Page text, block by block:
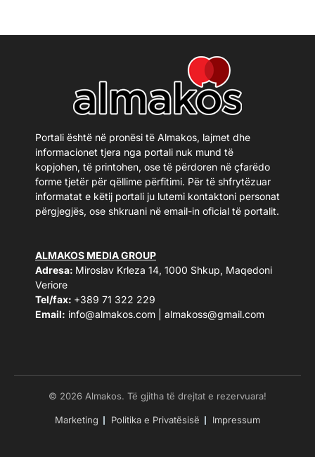
Portali është në pronësi të Almakos, lajmet dhe
informacionet tjera nga portali nuk mund të
kopjohen, të printohen, ose të përdoren në çfarëdo
forme tjetër për qëllime përfitimi. Për të shfrytëzuar
informatat e këtij portali ju lutemi kontaktoni personat
përgjegjës, ose shkruani në email-in oficial të portalit.
ALMAKOS MEDIA GROUP
Adresa: Miroslav Krleza 14, 1000 Shkup, Maqedoni
Veriore
Tel/fax: +389 71 322 229
Email: info@almakos.com almakoss@gmail.com
© 2026 Almakos. Të gjitha të drejtat e rezervuara!
Marketing Politika e Privatësisë Impressum